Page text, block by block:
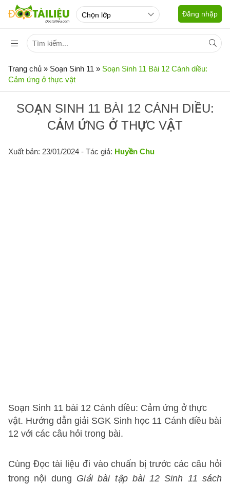
Đăng nhập
Trang chủ » Soạn Sinh 11 » Soạn Sinh 11 Bài 12 Cánh diều:
Cảm ứng ở thực vật
SOẠN SINH 11 BÀI 12 CÁNH DIỀU:
CẢM ỨNG Ở THỰC VẬT
Xuất bản: 23/01/2024 - Tác giả: Huyền Chu
Soạn Sinh 11 bài 12 Cánh diều: Cảm ứng ở thực
vật. Hướng dẫn giải SGK Sinh học 11 Cánh diều bài
12 với các câu hỏi trong bài.
Cùng Đọc tài liệu đi vào chuẩn bị trước các câu hỏi
trong nội dung Giải bài tập bài 12 Sinh 11 sách